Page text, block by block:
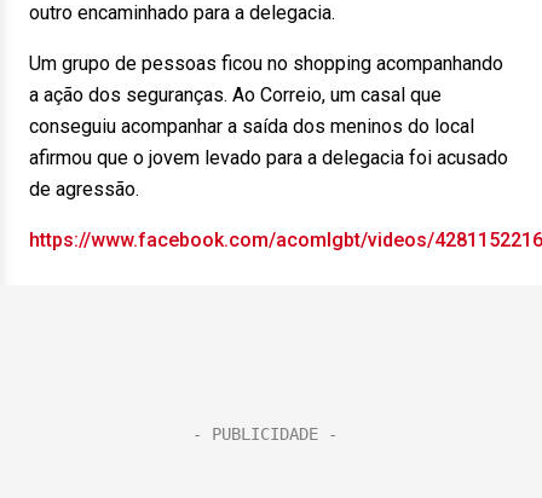
outro encaminhado para a delegacia.
Um grupo de pessoas ficou no shopping acompanhando
a ação dos seguranças. Ao Correio, um casal que
conseguiu acompanhar a saída dos meninos do local
afirmou que o jovem levado para a delegacia foi acusado
de agressão.
https://www.facebook.com/acomlgbt/videos/